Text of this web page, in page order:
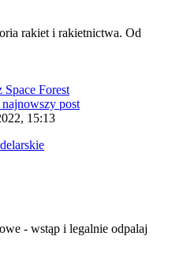
rakiet i rakietnictwa. Od
Forest
post
15:13
- wstąp i legalnie odpalaj